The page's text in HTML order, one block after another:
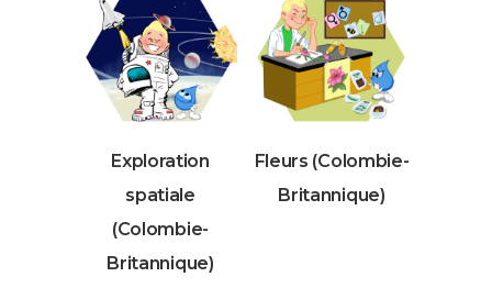
Exploration
spatiale
(Colombie-
Britannique)
Fleurs (Colombie-
Britannique)